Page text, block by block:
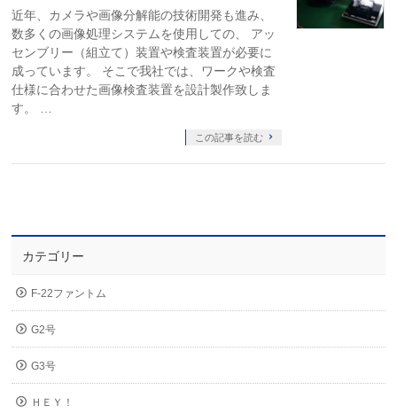
近年、カメラや画像分解能の技術開発も進み、
数多くの画像処理システムを使用しての、 アッ
センブリー（組立て）装置や検査装置が必要に
成っています。 そこで我社では、ワークや検査
仕様に合わせた画像検査装置を設計製作致しま
す。 …
この記事を読む
カテゴリー
F-22ファントム
G2号
G3号
ＨＥＹ！